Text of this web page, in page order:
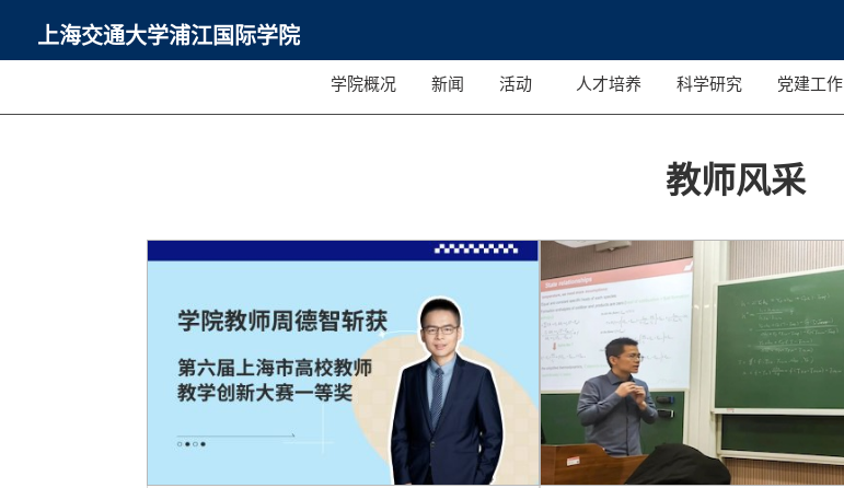
上海交通大学浦江国际学院
学院概况 新闻 活动 人才培养 科学研究 党建工作
教师风采